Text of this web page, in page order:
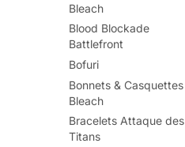
Bleach
Blood Blockade
Battlefront
Bofuri
Bonnets & Casquettes
Bleach
Bracelets Attaque des
Titans